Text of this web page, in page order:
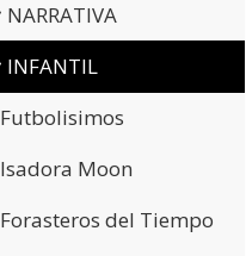
NARRATIVA
INFANTIL
Futbolisimos
Isadora Moon
Forasteros del Tiempo